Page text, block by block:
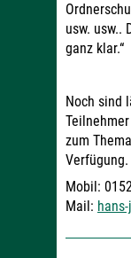
usw. usw..
ganz klar.“
Noch sind
zum
Verfügung.
Mobil:
Mail: